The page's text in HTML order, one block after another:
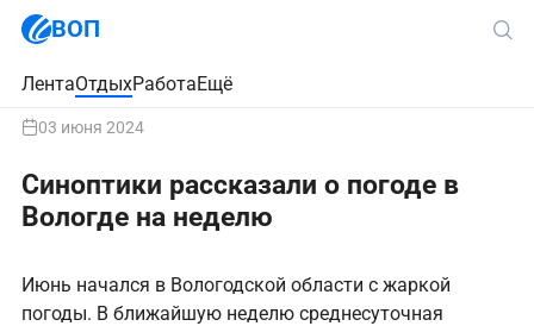
ВОП
ЛентаОтдыхРаботаЕщё
03 июня 2024
Синоптики рассказали о погоде в
Вологде на неделю
Июнь начался в Вологодской области с жаркой
погоды. В ближайшую неделю среднесуточная